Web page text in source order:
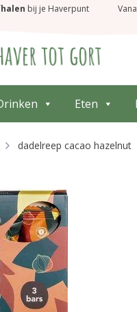
bij je Haverpunt
Eten
dadelreep cacao hazelnut